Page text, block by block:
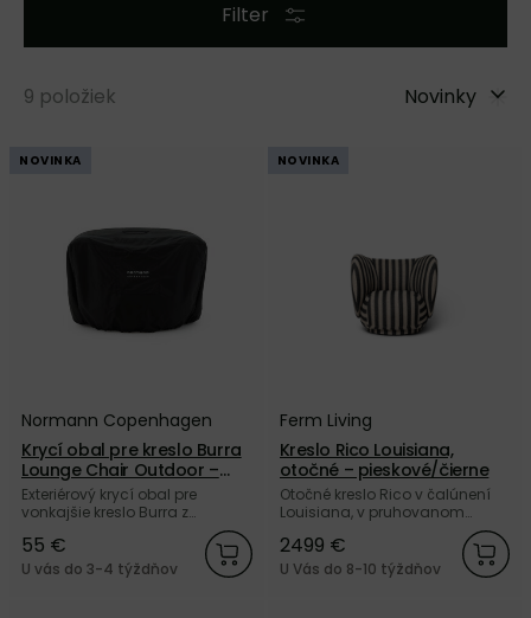
Filter
9 položiek Novinky
NOVINKA
Normann Copenhagen
Krycí obal pre kreslo Burra
Lounge Chair Outdoor –
čierny
Exteriérový krycí obal pre
vonkajšie kreslo Burra z
vodeodolnej tkaniny Oxford od
dánskej značky Normann
Copenhagen.
55 €
U vás do 3-4 týždňov
NOVINKA
Ferm Living
Kreslo Rico Louisiana,
otočné – pieskové/čierne
Otočné kreslo Rico v čalúnení
Louisiana, v pruhovanom
prevedení piesková/čierna od
dánskej značky Ferm Living.
2499 €
U Vás do 8-10 týždňov